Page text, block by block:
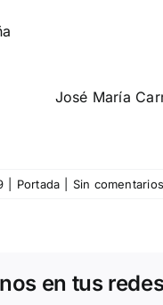
José María
Portada Sin comentarios
en tus